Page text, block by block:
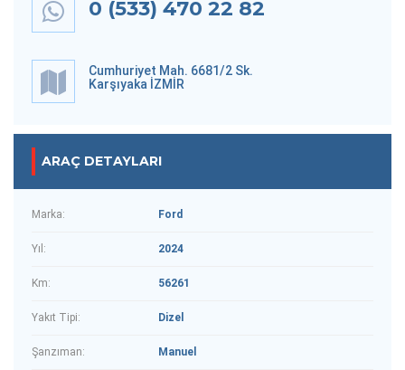
0 (533) 470 22 82
Cumhuriyet Mah. 6681/2 Sk.
Karşıyaka İZMİR
ARAÇ DETAYLARI
Marka: Ford
Yıl: 2024
Km: 56261
Yakıt Tipi: Dizel
Şanzıman: Manuel